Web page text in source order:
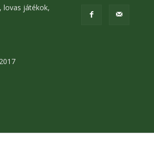
lovas játékok,